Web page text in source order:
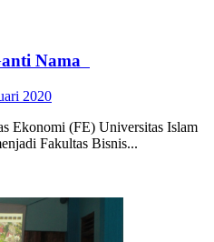
Nama
2020
Ekonomi (FE) Universitas Islam
Fakultas Bisnis...